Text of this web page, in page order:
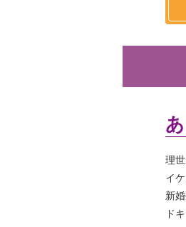
理
イ
新婚
ド